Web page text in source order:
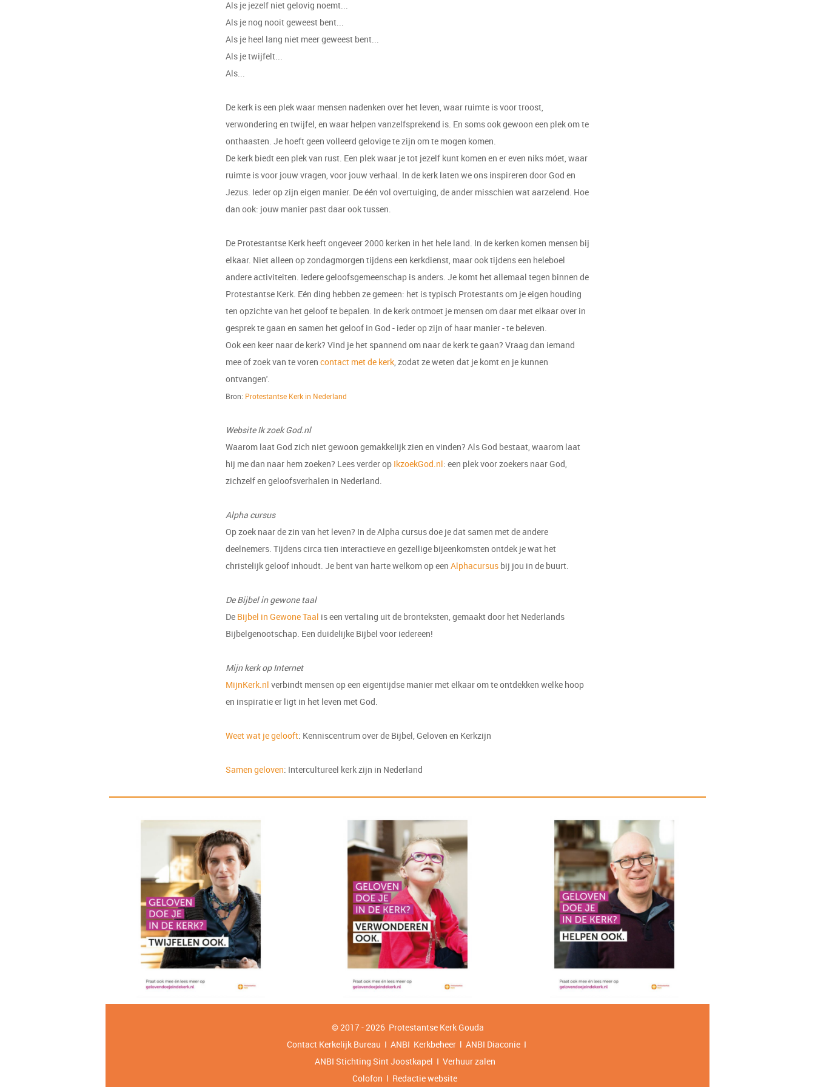
Als je jezelf niet gelovig noemt...
Als je nog nooit geweest bent...
Als je heel lang niet meer geweest bent...
Als je twijfelt...
Als...
De kerk is een plek waar mensen nadenken over het leven, waar ruimte is voor troost,
verwondering en twijfel, en waar helpen vanzelfsprekend is. En soms ook gewoon een plek om te
onthaasten. Je hoeft geen volleerd gelovige te zijn om te mogen komen.
De kerk biedt een plek van rust. Een plek waar je tot jezelf kunt komen en er even niks móet, waar
ruimte is voor jouw vragen, voor jouw verhaal. In de kerk laten we ons inspireren door God en
Jezus. Ieder op zijn eigen manier. De één vol overtuiging, de ander misschien wat aarzelend. Hoe
dan ook: jouw manier past daar ook tussen.
De Protestantse Kerk heeft ongeveer 2000 kerken in het hele land. In de kerken komen mensen bij
elkaar. Niet alleen op zondagmorgen tijdens een kerkdienst, maar ook tijdens een heleboel
andere activiteiten. Iedere geloofsgemeenschap is anders. Je komt het allemaal tegen binnen de
Protestantse Kerk. Eén ding hebben ze gemeen: het is typisch Protestants om je eigen houding
ten opzichte van het geloof te bepalen. In de kerk ontmoet je mensen om daar met elkaar over in
gesprek te gaan en samen het geloof in God - ieder op zijn of haar manier - te beleven.
Ook een keer naar de kerk? Vind je het spannend om naar de kerk te gaan? Vraag dan iemand
mee of zoek van te voren contact met de kerk, zodat ze weten dat je komt en je kunnen
ontvangen'.
Bron: Protestantse Kerk in Nederland
Website Ik zoek God.nl
Waarom laat God zich niet gewoon gemakkelijk zien en vinden? Als God bestaat, waarom laat
hij me dan naar hem zoeken? Lees verder op IkzoekGod.nl: een plek voor zoekers naar God,
zichzelf en geloofsverhalen in Nederland.
Alpha cursus
Op zoek naar de zin van het leven? In de Alpha cursus doe je dat samen met de andere
deelnemers. Tijdens circa tien interactieve en gezellige bijeenkomsten ontdek je wat het
christelijk geloof inhoudt. Je bent van harte welkom op een Alphacursus bij jou in de buurt.
De Bijbel in gewone taal
De Bijbel in Gewone Taal is een vertaling uit de bronteksten, gemaakt door het Nederlands
Bijbelgenootschap. Een duidelijke Bijbel voor iedereen!
Mijn kerk op Internet
MijnKerk.nl verbindt mensen op een eigentijdse manier met elkaar om te ontdekken welke hoop
en inspiratie er ligt in het leven met God.
Weet wat je gelooft: Kenniscentrum over de Bijbel, Geloven en Kerkzijn
Samen geloven: Intercultureel kerk zijn in Nederland
© 2017 - 2026 Protestantse KerkGouda
Contact Kerkelijk Bureau I ANBI Kerkbeheer l ANBI Diaconie I
ANBI Stichting Sint Joostkapel I Verhuur zalen
Colofon l Redactie website